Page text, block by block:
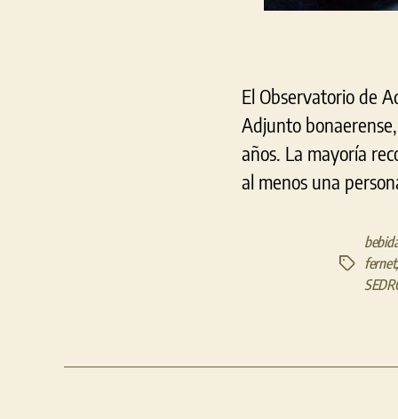
El Observatorio de
Adjunto
años. La mayoría
al menos una
Etiquetas
fernet,